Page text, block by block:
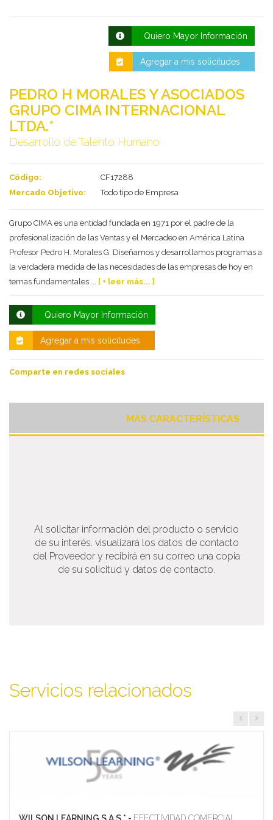
Deseo recibir información de otros Productos /
Al enviar este formulario aceptas nuestra
política de tratamiento datos personales.
Quiero Mayor Información
Agregar a mis solicitudes
PEDRO H MORALES Y ASOCIADOS
GRUPO CIMA INTERNACIONAL
LTDA.*
Desarrollo de Talento Humano
Código:
CF17288
Mercado Objetivo:
Todo tipo de Empresa
Grupo CIMA es una entidad fundada en 1971 por el padre de la
profesionalización de las Ventas y el Mercadeo en América Latina
Profesor Pedro H. Morales G. Diseñamos y desarrollamos programas a
la verdadera medida de las necesidades de las empresas de hoy en
temas fundamentales ... [ + leer más... ]
Quiero Mayor Información
Agregar a mis solicitudes
Comparte en redes sociales
MÁS CARACTERÍSTICAS
Al solicitar información del producto o servicio
de su interés. visualizará los datos de contacto
del Proveedor y recibirá en su correo una copia
de su solicitud y datos de contacto.
Servicios relacionados